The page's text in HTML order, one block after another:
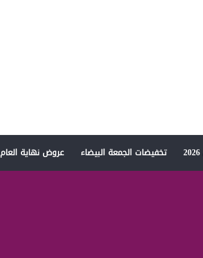
تخفيضات الجمعة البيضاء عروض نهاية العام